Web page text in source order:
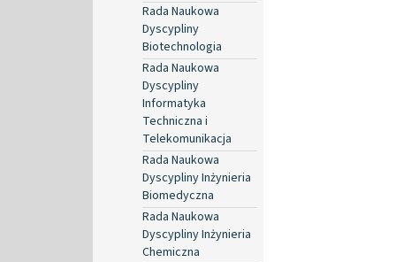
Rada Naukowa
Dyscypliny
Biotechnologia
Rada Naukowa
Dyscypliny
Informatyka
Techniczna i
Telekomunikacja
Rada Naukowa
Dyscypliny Inżynieria
Biomedyczna
Rada Naukowa
Dyscypliny Inżynieria
Chemiczna